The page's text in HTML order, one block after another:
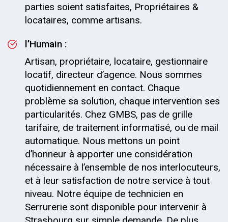
parties soient satisfaites, Propriétaires &
locataires, comme artisans.
l’Humain :
Artisan, propriétaire, locataire, gestionnaire
locatif, directeur d’agence. Nous sommes
quotidiennement en contact. Chaque
problème sa solution, chaque intervention ses
particularités. Chez GMBS, pas de grille
tarifaire, de traitement informatisé, ou de mail
automatique. Nous mettons un point
d’honneur à apporter une considération
nécessaire à l’ensemble de nos interlocuteurs,
et à leur satisfaction de notre service à tout
niveau. Notre équipe de technicien en
Serrurerie sont disponible pour intervenir à